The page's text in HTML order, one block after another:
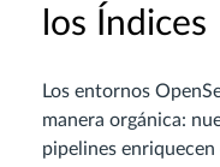
los Índices
Los entornos
manera orgánica:
pipelines